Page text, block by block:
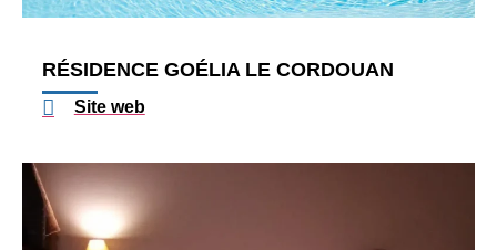
RÉSIDENCE GOÉLIA LE CORDOUAN
Site web